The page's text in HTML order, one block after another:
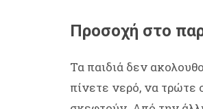
Προσοχή στο
Τα παιδιά δεν
πίνετε νερό, να τρώτε